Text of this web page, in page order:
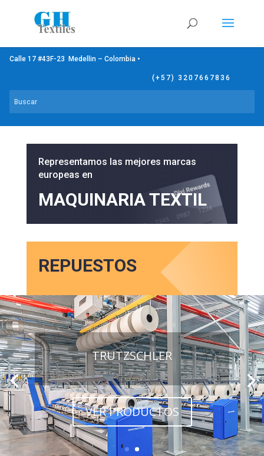
Calle 17 #43F-23 Medellin – Colombia •
(+57) 3207667836
Representamos las mejores marcas
europeas en
MAQUINARIA TEXTIL
REPUESTOS
TRUTZSCHLER
VER PRODUCTOS